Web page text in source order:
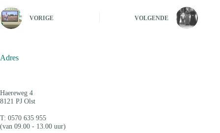
VORIGE VOLGENDE
Adres
Haereweg 4
8121 PJ Olst
T: 0570 635 955
(van 09.00 - 13.00 uur)